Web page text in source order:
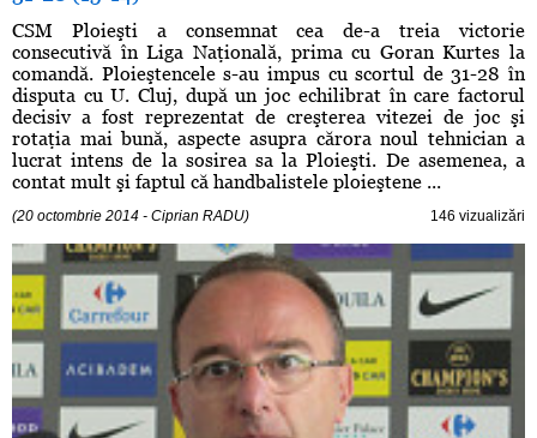
CSM Ploieşti a consemnat cea de-a treia victorie
consecutivă în Liga Naţională, prima cu Goran Kurtes la
comandă. Ploieştencele s-au impus cu scortul de 31-28 în
disputa cu U. Cluj, după un joc echilibrat în care factorul
decisiv a fost reprezentat de creşterea vitezei de joc şi
rotaţia mai bună, aspecte asupra cărora noul tehnician a
lucrat intens de la sosirea sa la Ploieşti. De asemenea, a
contat mult şi faptul că handbalistele ploieştene ...
(20 octombrie 2014 - Ciprian RADU) 146 vizualizări